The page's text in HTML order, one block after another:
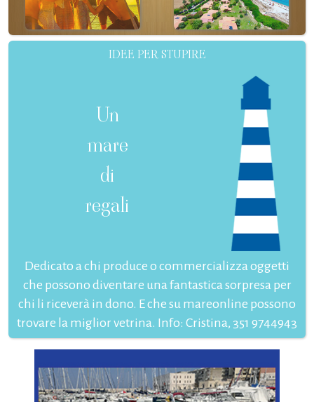
IDEE PER STUPIRE
Un
mare
di
regali
Dedicato a chi produce o commercializza oggetti
che possono diventare una fantastica sorpresa per
chi li riceverà in dono. E che su mareonline possono
trovare la miglior vetrina. Info: Cristina, 351 9744943